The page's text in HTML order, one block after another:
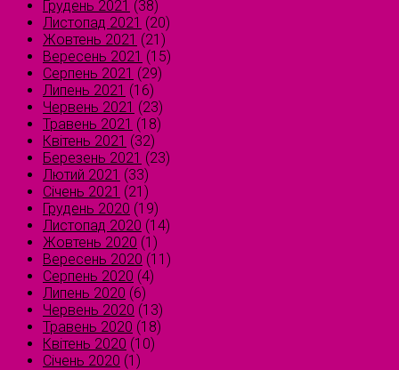
Грудень 2021 (38)
Листопад 2021 (20)
Жовтень 2021 (21)
Вересень 2021 (15)
Серпень 2021 (29)
Липень 2021 (16)
Червень 2021 (23)
Травень 2021 (18)
Квітень 2021 (32)
Березень 2021 (23)
Лютий 2021 (33)
Січень 2021 (21)
Грудень 2020 (19)
Листопад 2020 (14)
Жовтень 2020 (1)
Вересень 2020 (11)
Серпень 2020 (4)
Липень 2020 (6)
Червень 2020 (13)
Травень 2020 (18)
Квітень 2020 (10)
Січень 2020 (1)